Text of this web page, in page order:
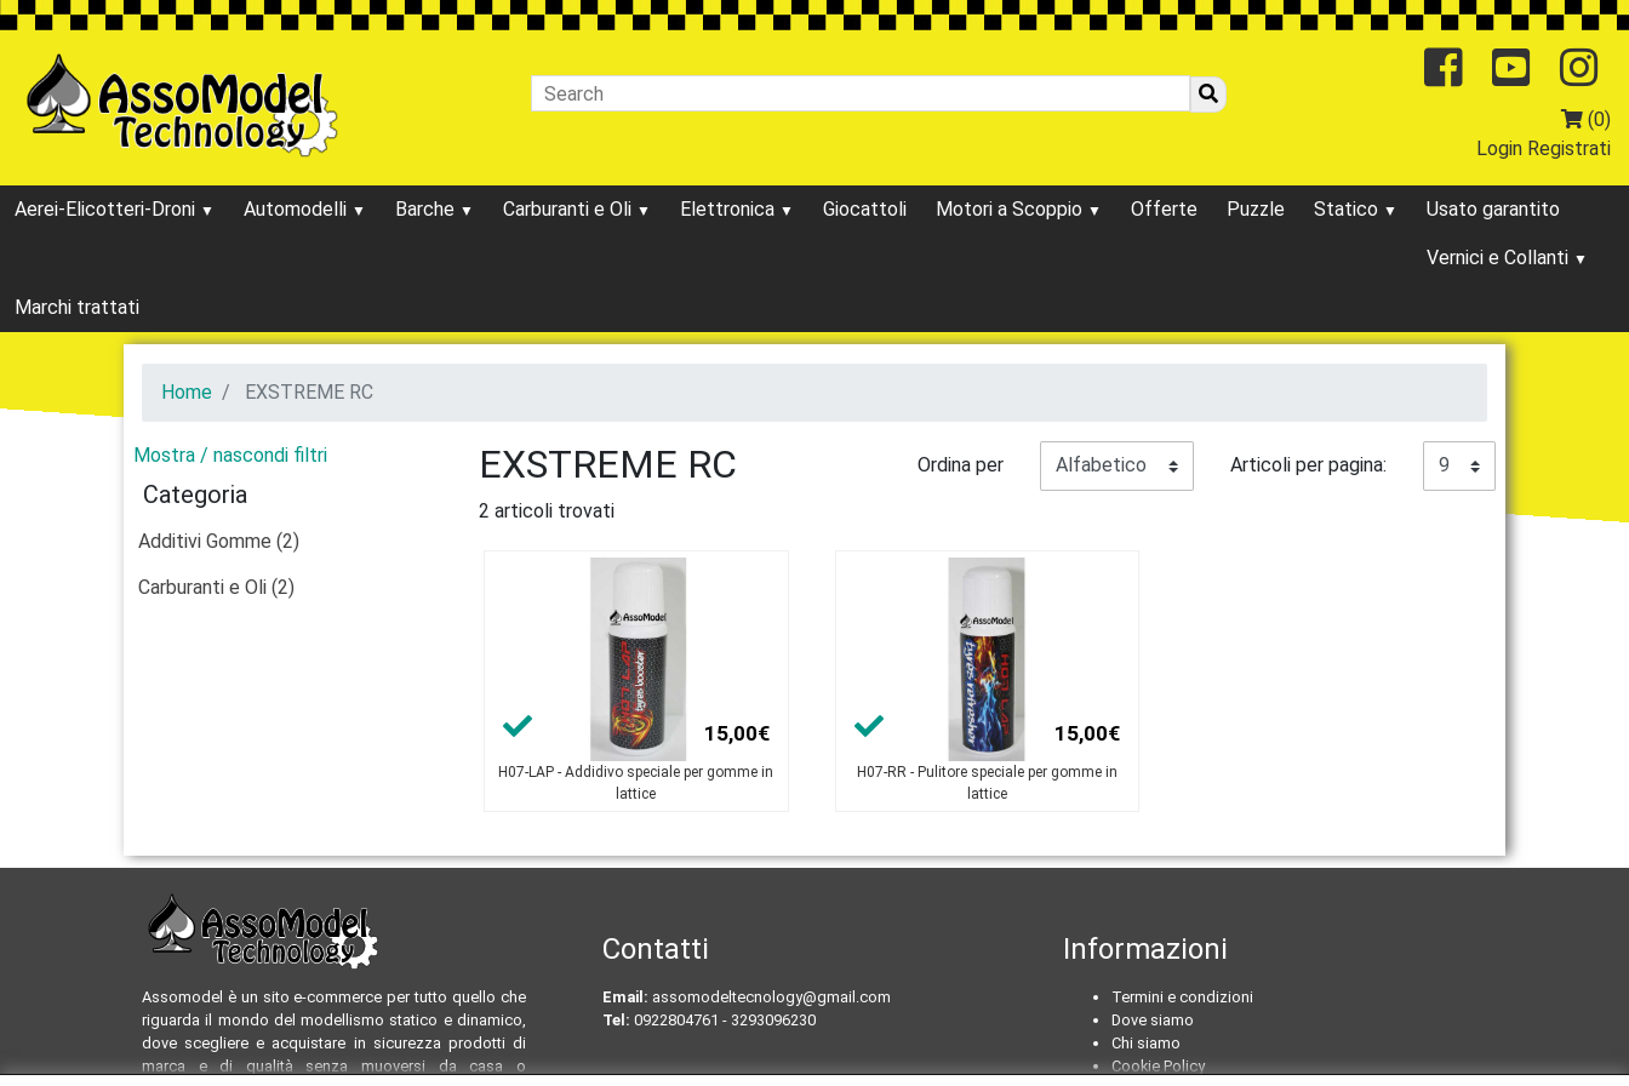
(0)
Login Registrati
Aerei-Elicotteri-Droni Automodelli Barche Carburanti e Oli Elettronica Giocattoli Motori a Scoppio Offerte Puzzle Statico Usato garantito
Vernici e Collanti
Marchi trattati
Home EXSTREME RC
Mostra / nascondi filtri
Categoria
Additivi Gomme (2)
Carburanti e Oli (2)
Ordina per Articoli per pagina:
EXSTREME RC
2 articoli trovati
15,00€
H07-LAP - Addidivo speciale per gomme in
lattice
15,00€
H07-RR - Pulitore speciale per gomme in
lattice
Contatti Informazioni
Assomodel è un sito e-commerce per tutto quello che
riguarda il mondo del modellismo statico e dinamico,
dove scegliere e acquistare in sicurezza prodotti di
marca e di qualità senza muoversi da casa o
Email: assomodeltecnology@gmail.com
Tel: 0922804761 - 3293096230
Termini e condizioni
Dove siamo
Chi siamo
Cookie Policy